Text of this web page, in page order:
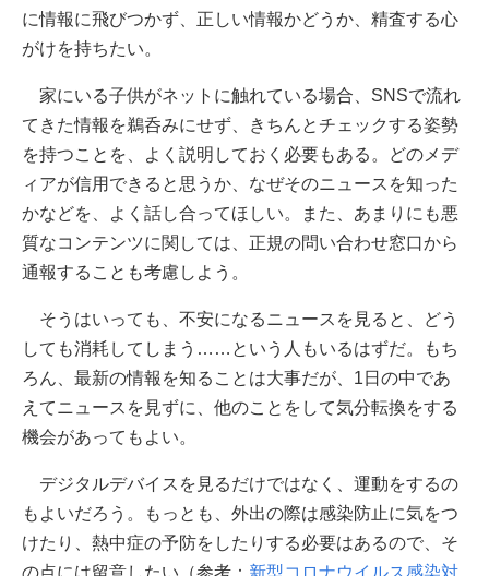
に情報に飛びつかず、正しい情報かどうか、精査する心
がけを持ちたい。
家にいる子供がネットに触れている場合、SNSで流れ
てきた情報を鵜呑みにせず、きちんとチェックする姿勢
を持つことを、よく説明しておく必要もある。どのメデ
ィアが信用できると思うか、なぜそのニュースを知った
かなどを、よく話し合ってほしい。また、あまりにも悪
質なコンテンツに関しては、正規の問い合わせ窓口から
通報することも考慮しよう。
そうはいっても、不安になるニュースを見ると、どう
しても消耗してしまう……という人もいるはずだ。もち
ろん、最新の情報を知ることは大事だが、1日の中であ
えてニュースを見ずに、他のことをして気分転換をする
機会があってもよい。
デジタルデバイスを見るだけではなく、運動をするの
もよいだろう。もっとも、外出の際は感染防止に気をつ
けたり、熱中症の予防をしたりする必要はあるので、そ
の点には留意したい（参考： 新型コロナウイルス感染対